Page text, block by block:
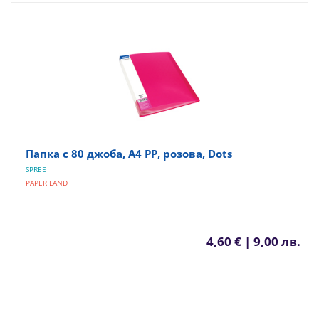
Папка с 80 джоба, A4 PP, розова, Dots
SPREE
PAPER LAND
4,60 € | 9,00 лв.